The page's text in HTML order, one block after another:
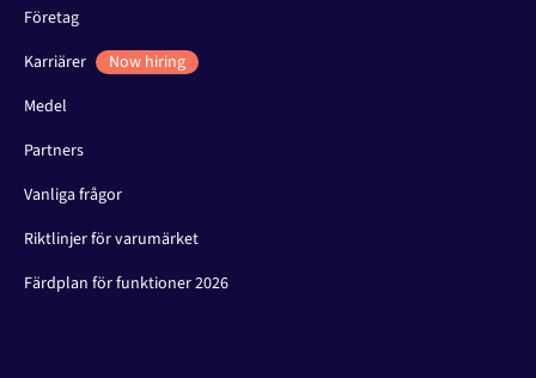
Företag
Karriärer
Now hiring
Medel
Partners
Vanliga frågor
Riktlinjer för varumärket
Färdplan för funktioner 2026